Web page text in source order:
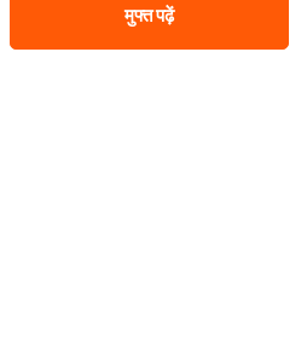
मुफ्त पढ़ें